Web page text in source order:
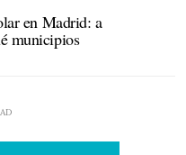
en Madrid: a
municipios